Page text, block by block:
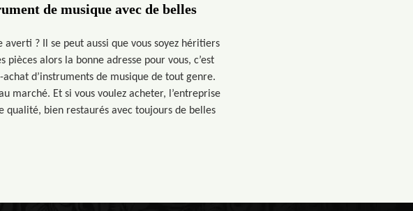
de musique avec de belles
? Il se peut aussi que vous soyez héritiers
pièces alors la bonne adresse pour vous, c’est
d’instruments de musique de tout genre.
marché. Et si vous voulez acheter, l’entreprise
qualité, bien restaurés avec toujours de belles